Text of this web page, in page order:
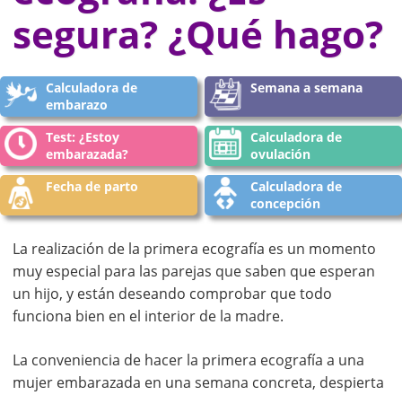
segura? ¿Qué hago?
Calculadora de
embarazo
Semana a semana
Test: ¿Estoy
embarazada?
Calculadora de
ovulación
Fecha de parto
Calculadora de
concepción
La realización de la primera ecografía es un momento
muy especial para las parejas que saben que esperan
un hijo, y están deseando comprobar que todo
funciona bien en el interior de la madre.
La conveniencia de hacer la primera ecografía a una
mujer embarazada en una semana concreta, despierta